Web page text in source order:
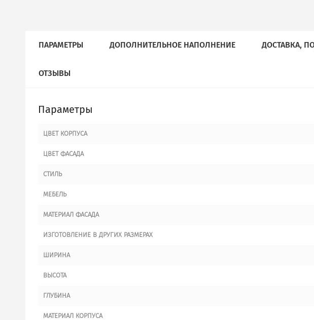
ПАРАМЕТРЫ ДОПОЛНИТЕЛЬНОЕ НАПОЛНЕНИЕ ДОСТАВКА,
ОТЗЫВЫ
Параметры
ЦВЕТ КОРПУСА
ЦВЕТ ФАСАДА
СТИЛЬ
МЕБЕЛЬ
МАТЕРИАЛ ФАСАДА
ИЗГОТОВЛЕНИЕ В ДРУГИХ РАЗМЕРАХ
ШИРИНА
ВЫСОТА
ГЛУБИНА
МАТЕРИАЛ КОРПУСА